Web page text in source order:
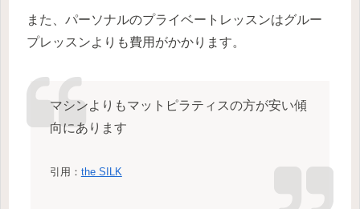
また、パーソナルのプライベートレッスンはグルー
プレッスンよりも費用がかかります。
マシンよりもマットピラティスの方が安い傾
向にあります
引用： the SILK